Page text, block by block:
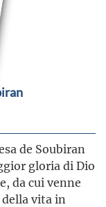
de Soubiran
gloria di Dio
da cui venne
vita in